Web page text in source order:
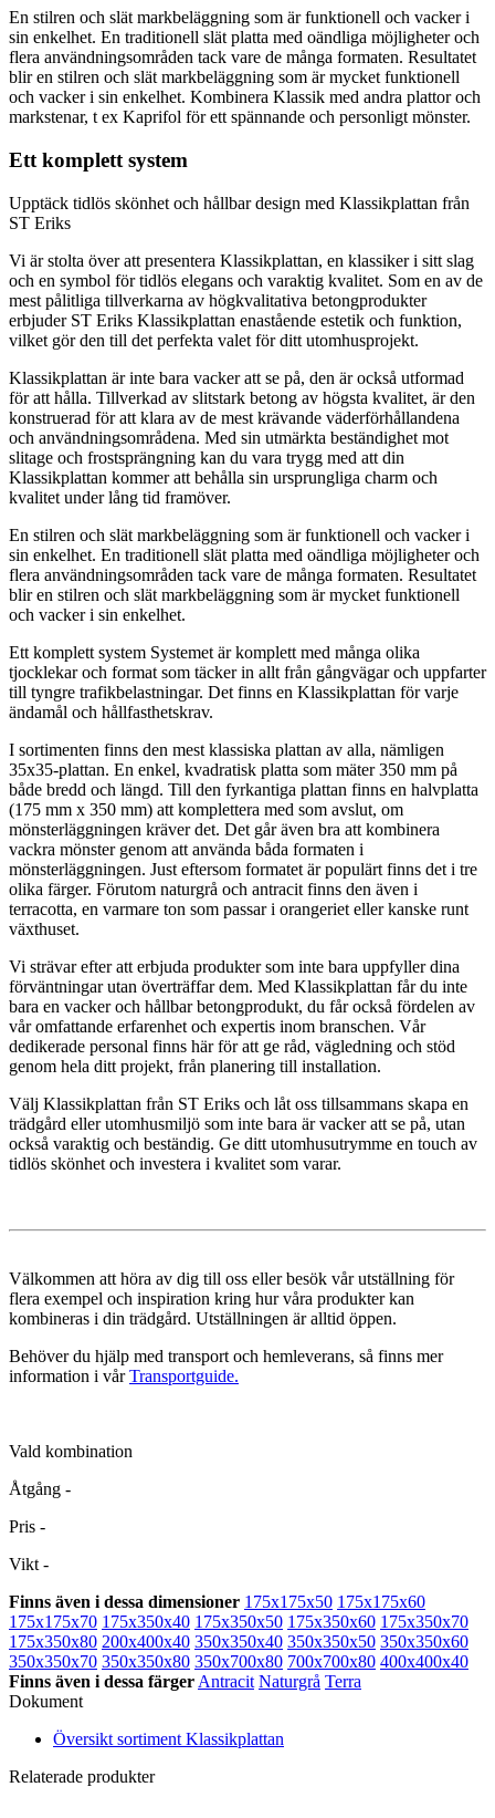
En stilren och slät markbeläggning som är funktionell och vacker i
sin enkelhet. En traditionell slät platta med oändliga möjligheter och
flera användningsområden tack vare de många formaten. Resultatet
blir en stilren och slät markbeläggning som är mycket funktionell
och vacker i sin enkelhet. Kombinera Klassik med andra plattor och
markstenar, t ex Kaprifol för ett spännande och personligt mönster.
Ett komplett system
Upptäck tidlös skönhet och hållbar design med Klassikplattan från
ST Eriks
Vi är stolta över att presentera Klassikplattan, en klassiker i sitt slag
och en symbol för tidlös elegans och varaktig kvalitet. Som en av de
mest pålitliga tillverkarna av högkvalitativa betongprodukter
erbjuder ST Eriks Klassikplattan enastående estetik och funktion,
vilket gör den till det perfekta valet för ditt utomhusprojekt.
Klassikplattan är inte bara vacker att se på, den är också utformad
för att hålla. Tillverkad av slitstark betong av högsta kvalitet, är den
konstruerad för att klara av de mest krävande väderförhållandena
och användningsområdena. Med sin utmärkta beständighet mot
slitage och frostsprängning kan du vara trygg med att din
Klassikplattan kommer att behålla sin ursprungliga charm och
kvalitet under lång tid framöver.
En stilren och slät markbeläggning som är funktionell och vacker i
sin enkelhet. En traditionell slät platta med oändliga möjligheter och
flera användningsområden tack vare de många formaten. Resultatet
blir en stilren och slät markbeläggning som är mycket funktionell
och vacker i sin enkelhet.
Ett komplett system Systemet är komplett med många olika
tjocklekar och format som täcker in allt från gångvägar och uppfarter
till tyngre trafikbelastningar. Det finns en Klassikplattan för varje
ändamål och hållfasthetskrav.
I sortimenten finns den mest klassiska plattan av alla, nämligen
35x35-plattan. En enkel, kvadratisk platta som mäter 350 mm på
både bredd och längd. Till den fyrkantiga plattan finns en halvplatta
(175 mm x 350 mm) att komplettera med som avslut, om
mönsterläggningen kräver det. Det går även bra att kombinera
vackra mönster genom att använda båda formaten i
mönsterläggningen. Just eftersom formatet är populärt finns det i tre
olika färger. Förutom naturgrå och antracit finns den även i
terracotta, en varmare ton som passar i orangeriet eller kanske runt
växthuset.
Vi strävar efter att erbjuda produkter som inte bara uppfyller dina
förväntningar utan överträffar dem. Med Klassikplattan får du inte
bara en vacker och hållbar betongprodukt, du får också fördelen av
vår omfattande erfarenhet och expertis inom branschen. Vår
dedikerade personal finns här för att ge råd, vägledning och stöd
genom hela ditt projekt, från planering till installation.
Välj Klassikplattan från ST Eriks och låt oss tillsammans skapa en
trädgård eller utomhusmiljö som inte bara är vacker att se på, utan
också varaktig och beständig. Ge ditt utomhusutrymme en touch av
tidlös skönhet och investera i kvalitet som varar.
Välkommen att höra av dig till oss eller besök vår utställning för
flera exempel och inspiration kring hur våra produkter kan
kombineras i din trädgård. Utställningen är alltid öppen.
Behöver du hjälp med transport och hemleverans, så finns mer
information i vårTransportguide.
Vald kombination
Åtgång -
Pris -
Vikt -
Finns även i dessa dimensioner 175x175x50 175x175x60
175x175x70 175x350x40 175x350x50 175x350x60 175x350x70
175x350x80 200x400x40 350x350x40 350x350x50 350x350x60
350x350x70 350x350x80 350x700x80 700x700x80 400x400x40
Finns även i dessa färger Antracit Naturgrå Terra
Dokument
Översikt sortiment Klassikplattan
Relaterade produkter